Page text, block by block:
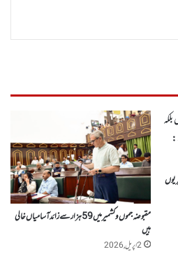
مقبوضہ جموں وکشمیرمیں 59ہزار سے زائد آسامیاں خالی
ہیں
2 اپریل, 2026